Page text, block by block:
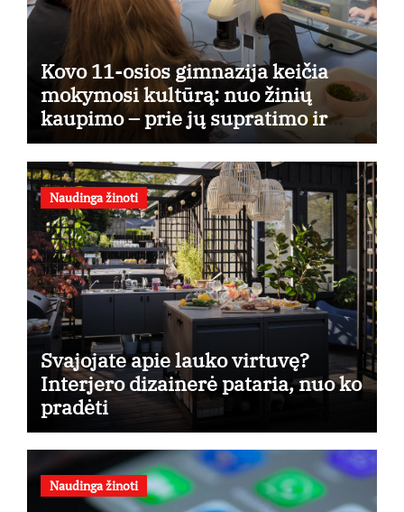
Kovo 11-osios gimnazija keičia
mokymosi kultūrą: nuo žinių
kaupimo – prie jų supratimo ir
taikymo
Naudinga žinoti
Svajojate apie lauko virtuvę?
Interjero dizainerė pataria, nuo ko
pradėti
Naudinga žinoti